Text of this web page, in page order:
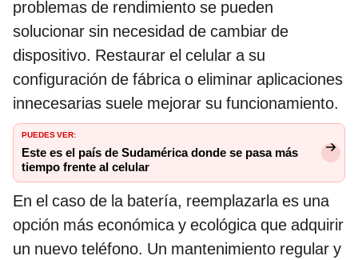
problemas de rendimiento se pueden
solucionar sin necesidad de cambiar de
dispositivo. Restaurar el celular a su
configuración de fábrica o eliminar aplicaciones
innecesarias suele mejorar su funcionamiento.
PUEDES VER:
Este es el país de Sudamérica donde se pasa más
tiempo frente al celular
En el caso de la batería, reemplazarla es una
opción más económica y ecológica que adquirir
un nuevo teléfono. Un mantenimiento regular y